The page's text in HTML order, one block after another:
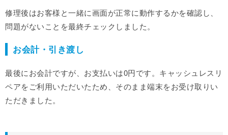
修理後はお客様と一緒に画面が正常に動作するかを確認し、
問題がないことを最終チェックしました。
お会計・引き渡し
最後にお会計ですが、お支払いは0円です。キャッシュレスリ
ペアをご利用いただいたため、そのまま端末をお受け取りい
ただきました。